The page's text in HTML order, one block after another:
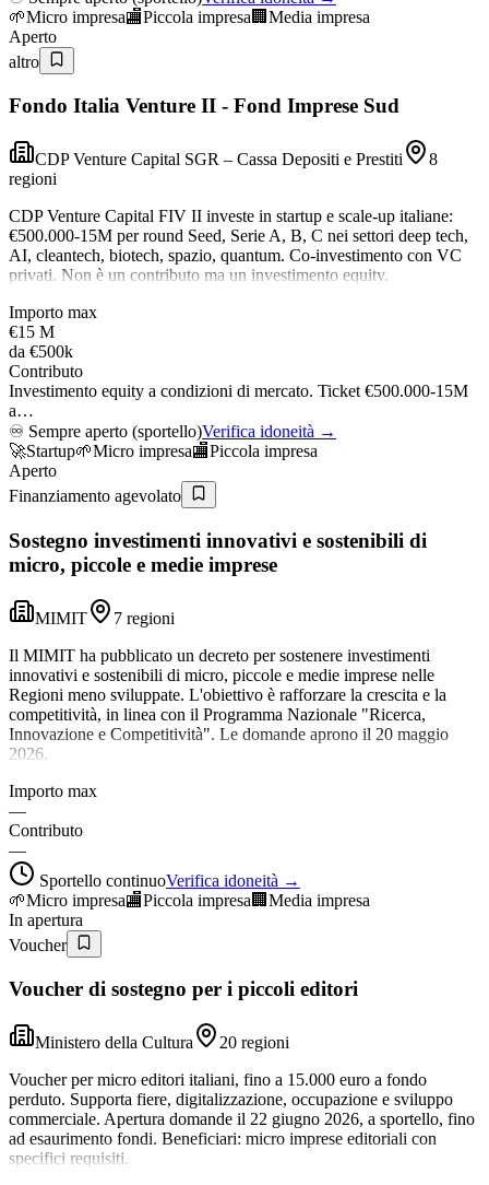
🌱Micro impresa🏬Piccola impresa 🏢 Media impresa
Aperto
altro
Fondo Italia Venture II - Fond Imprese Sud
CDP Venture Capital SGR – Cassa Depositi e Prestiti
8
regioni
CDP Venture Capital FIV II investe in startup e scale-up italiane:
€500.000-15M per round Seed, Serie A, B, C nei settori deep tech,
AI, cleantech, biotech, spazio, quantum. Co-investimento con VC
privati. Non è un contributo ma un investimento equity.
Importo max
€15 M
da €500k
Contributo
Investimento equity a condizioni di mercato. Ticket €500.000-15M
a…
♾️ Sempre aperto (sportello)Verifica idoneità →
🚀Startup🌱Micro impresa🏬Piccola impresa
Aperto
Finanziamento agevolato
Sostegno investimenti innovativi e sostenibili di
micro, piccole e medie imprese
MIMIT
7 regioni
Il MIMIT ha pubblicato un decreto per sostenere investimenti
innovativi e sostenibili di micro, piccole e medie imprese nelle
Regioni meno sviluppate. L'obiettivo è rafforzare la crescita e la
competitività, in linea con il Programma Nazionale "Ricerca,
Innovazione e Competitività". Le domande aprono il 20 maggio
2026.
Importo max
—
Contributo
—
Sportello continuoVerifica idoneità →
🌱Micro impresa🏬Piccola impresa 🏢 Media impresa
In apertura
Voucher
Voucher di sostegno per i piccoli editori
Ministero della Cultura
20 regioni
Voucher per micro editori italiani, fino a 15.000 euro a fondo
perduto. Supporta fiere, digitalizzazione, occupazione e sviluppo
commerciale. Apertura domande il 22 giugno 2026, a sportello, fino
ad esaurimento fondi. Beneficiari: micro imprese editoriali con
specifici requisiti.